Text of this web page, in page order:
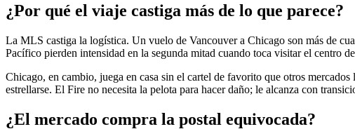
¿Por qué el viaje castiga más de lo que parece?
La MLS castiga la logística. Un vuelo de Vancouver a Chicago son más de
Pacífico pierden intensidad en la segunda mitad cuando toca visitar el centro
Chicago, en cambio, juega en casa sin el cartel de favorito que otros
estrellarse. El Fire no necesita la pelota para hacer daño; le alcanza con
¿El mercado compra la postal equivocada?